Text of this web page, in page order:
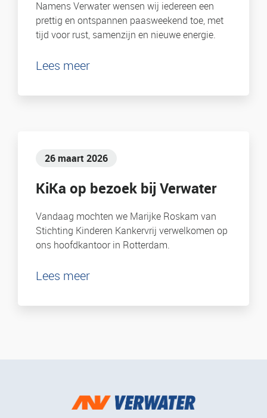
Namens Verwater wensen wij iedereen een
prettig en ontspannen paasweekend toe, met
tijd voor rust, samenzijn en nieuwe energie.
Lees meer
26 maart 2026
KiKa op bezoek bij Verwater
Vandaag mochten we Marijke Roskam van
Stichting Kinderen Kankervrij verwelkomen op
ons hoofdkantoor in Rotterdam.
Lees meer